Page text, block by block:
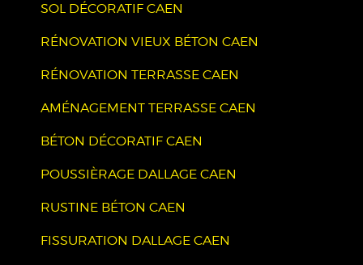
SOL DÉCORATIF CAEN
RÉNOVATION VIEUX BÉTON CAEN
RÉNOVATION TERRASSE CAEN
AMÉNAGEMENT TERRASSE CAEN
BÉTON DÉCORATIF CAEN
POUSSIÈRAGE DALLAGE CAEN
RUSTINE BÉTON CAEN
FISSURATION DALLAGE CAEN